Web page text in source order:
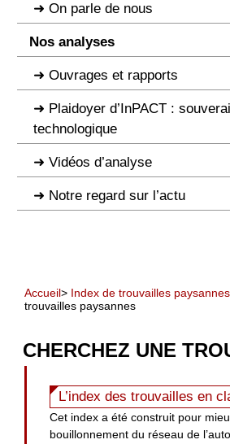
On parle de nous
Nos analyses
Ouvrages et rapports
Plaidoyer d’InPACT :
technologique
Vidéos d’analyse
Notre regard sur l’actu
Accueil> Index de trouvailles paysannes
trouvailles paysannes
CHERCHEZ UNE
L’index des trouvailles en
Cet index a été construit pour
bouillonnement du réseau de